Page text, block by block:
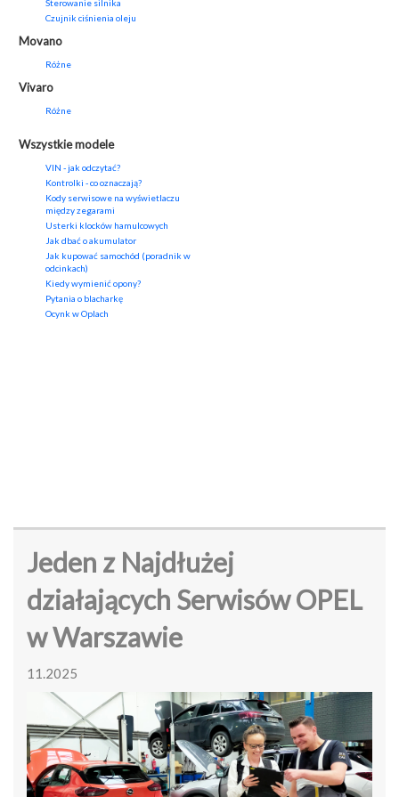
Sterowanie silnika
Czujnik ciśnienia oleju
Movano
Różne
Vivaro
Różne
Wszystkie modele
VIN - jak odczytać?
Kontrolki - co oznaczają?
Kody serwisowe na wyświetlaczu
między zegarami
Usterki klocków hamulcowych
Jak dbać o akumulator
Jak kupować samochód (poradnik w
odcinkach)
Kiedy wymienić opony?
Pytania o blacharkę
Ocynk w Oplach
Jeden z Najdłużej
działających Serwisów OPEL
w Warszawie
11.2025